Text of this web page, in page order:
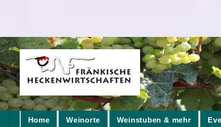
Home Weinorte Weinstuben & mehr